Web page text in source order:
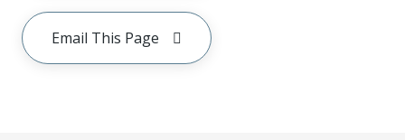
Email This Page